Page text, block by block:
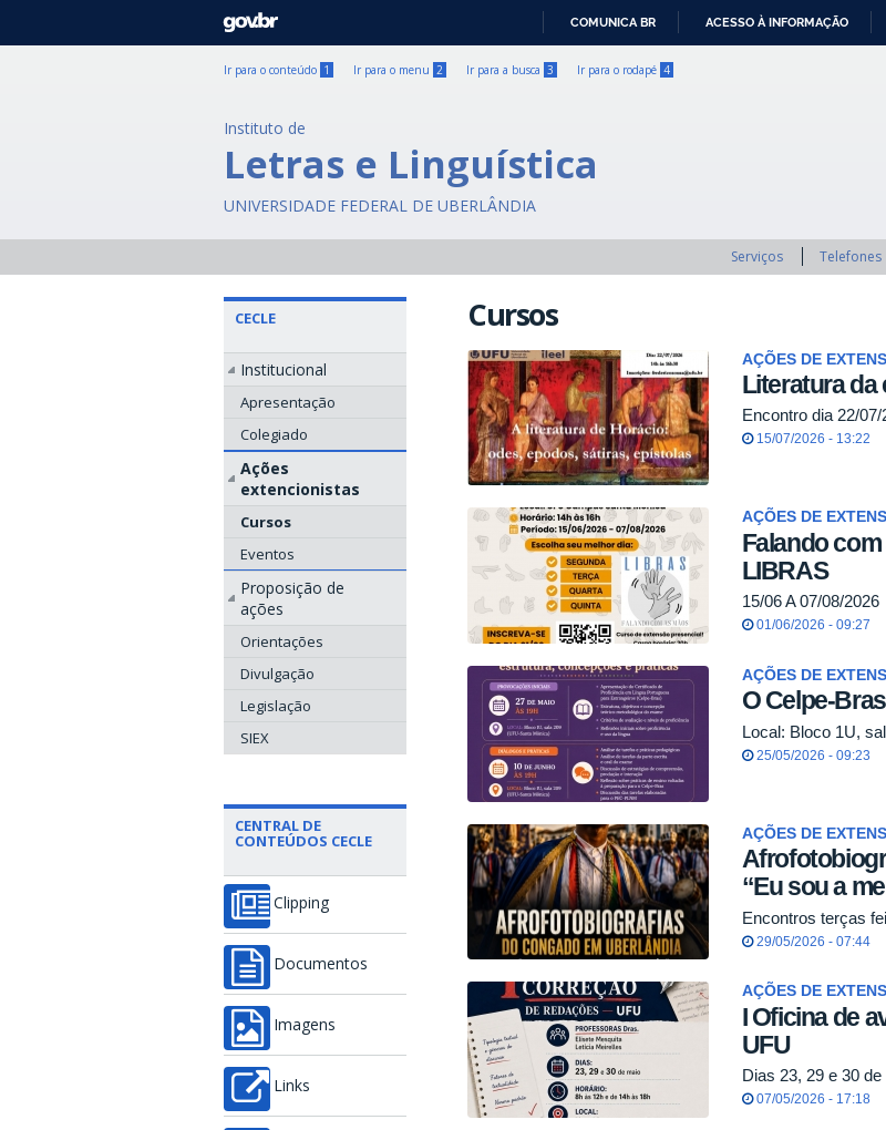
GOVBR
COMUNICA BR ACESSO À INFORMAÇÃO
Ir para o conteúdo 1 Ir para o menu 2 Ir para a busca 3 Ir para o rodapé 4
Instituto de
Letras e Linguística
UNIVERSIDADE FEDERAL DE UBERLÂNDIA
Serviços Telefones
CECLE
Institucional
Apresentação
Colegiado
Ações
extencionistas
Cursos
Eventos
Proposição de
ações
Orientações
Divulgação
Legislação
SIEX
CENTRAL DE
CONTEÚDOS CECLE
Clipping
Documentos
Imagens
Links
Cursos
AÇÕES DE
Literatura
Encontro dia 22/07/
15/07/2026 - 13:22
AÇÕES DE
Falando
LIBRAS
15/06 A 07/08/2026
01/06/2026 - 09:27
AÇÕES DE
O Celpe-
Local: Bloco 1U,
25/05/2026 - 09:23
AÇÕES DE
“Eu sou a
Encontros terças
29/05/2026 - 07:44
AÇÕES DE
I Oficina de
UFU
Dias 23, 29 e 30 de
07/05/2026 - 17:18